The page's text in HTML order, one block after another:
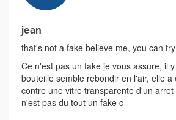
jean
that's not a fake believe me, you can try
Ce n'est pas un fake je vous assure, il
bouteille semble rebondir en l'air, elle
contre une vitre transparente d'un arret
n'est pas du tout un fake c